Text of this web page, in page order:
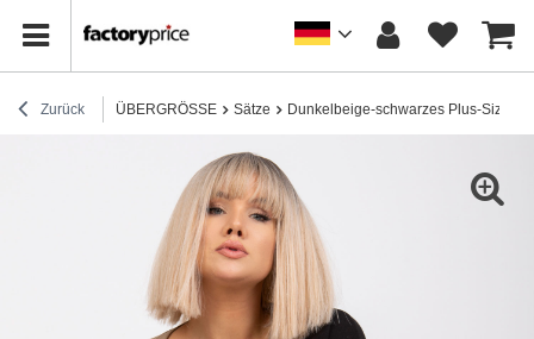
Zurück ÜBERGRÖSSE Sätze Dunkelbeige-schwarzes Plus-Size